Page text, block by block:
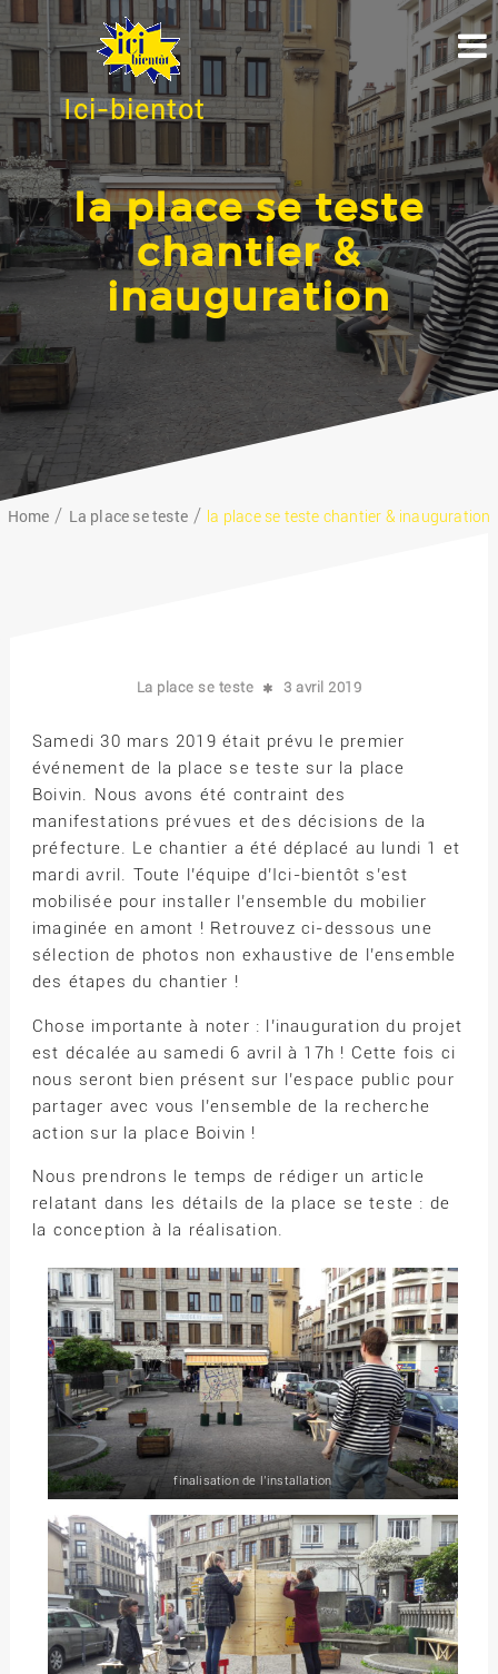
Ici-bientot
la place se teste
chantier &
inauguration
Home La place se teste la place se teste chantier & inauguration
La place se teste 3 avril 2019
Samedi 30 mars 2019 était prévu le premier
événement de la place se teste sur la place
Boivin. Nous avons été contraint des
manifestations prévues et des décisions de la
préfecture. Le chantier a été déplacé au lundi 1 et
mardi avril. Toute l’équipe d’Ici-bientôt s’est
mobilisée pour installer l’ensemble du mobilier
imaginée en amont ! Retrouvez ci-dessous une
sélection de photos non exhaustive de l’ensemble
des étapes du chantier !
Chose importante à noter : l’inauguration du projet
est décalée au samedi 6 avril à 17h ! Cette fois ci
nous seront bien présent sur l’espace public pour
partager avec vous l’ensemble de la recherche
action sur la place Boivin !
Nous prendrons le temps de rédiger un article
relatant dans les détails de la place se teste : de
la conception à la réalisation.
finalisation de l’installation